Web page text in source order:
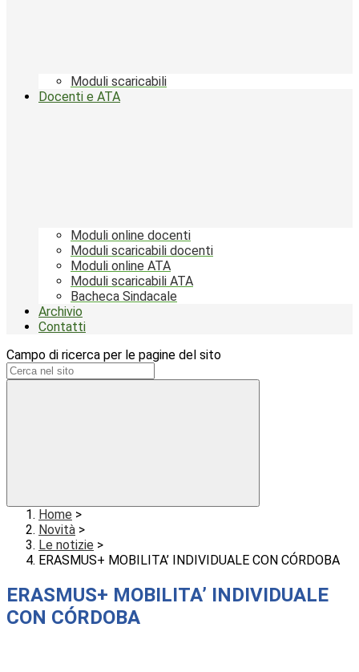
Moduli scaricabili
Docenti e ATA
Moduli online docenti
Moduli scaricabili docenti
Moduli online ATA
Moduli scaricabili ATA
Bacheca Sindacale
Archivio
Contatti
Campo di ricerca per le pagine del sito
Home >
Novità >
Le notizie >
ERASMUS+ MOBILITA’ INDIVIDUALE CON CÓRDOBA
ERASMUS+ MOBILITA’ INDIVIDUALE
CON CÓRDOBA